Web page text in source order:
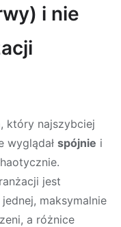
i nie
który najszybciej
wyglądał spójnie i
jest
maksymalnie
a różnice